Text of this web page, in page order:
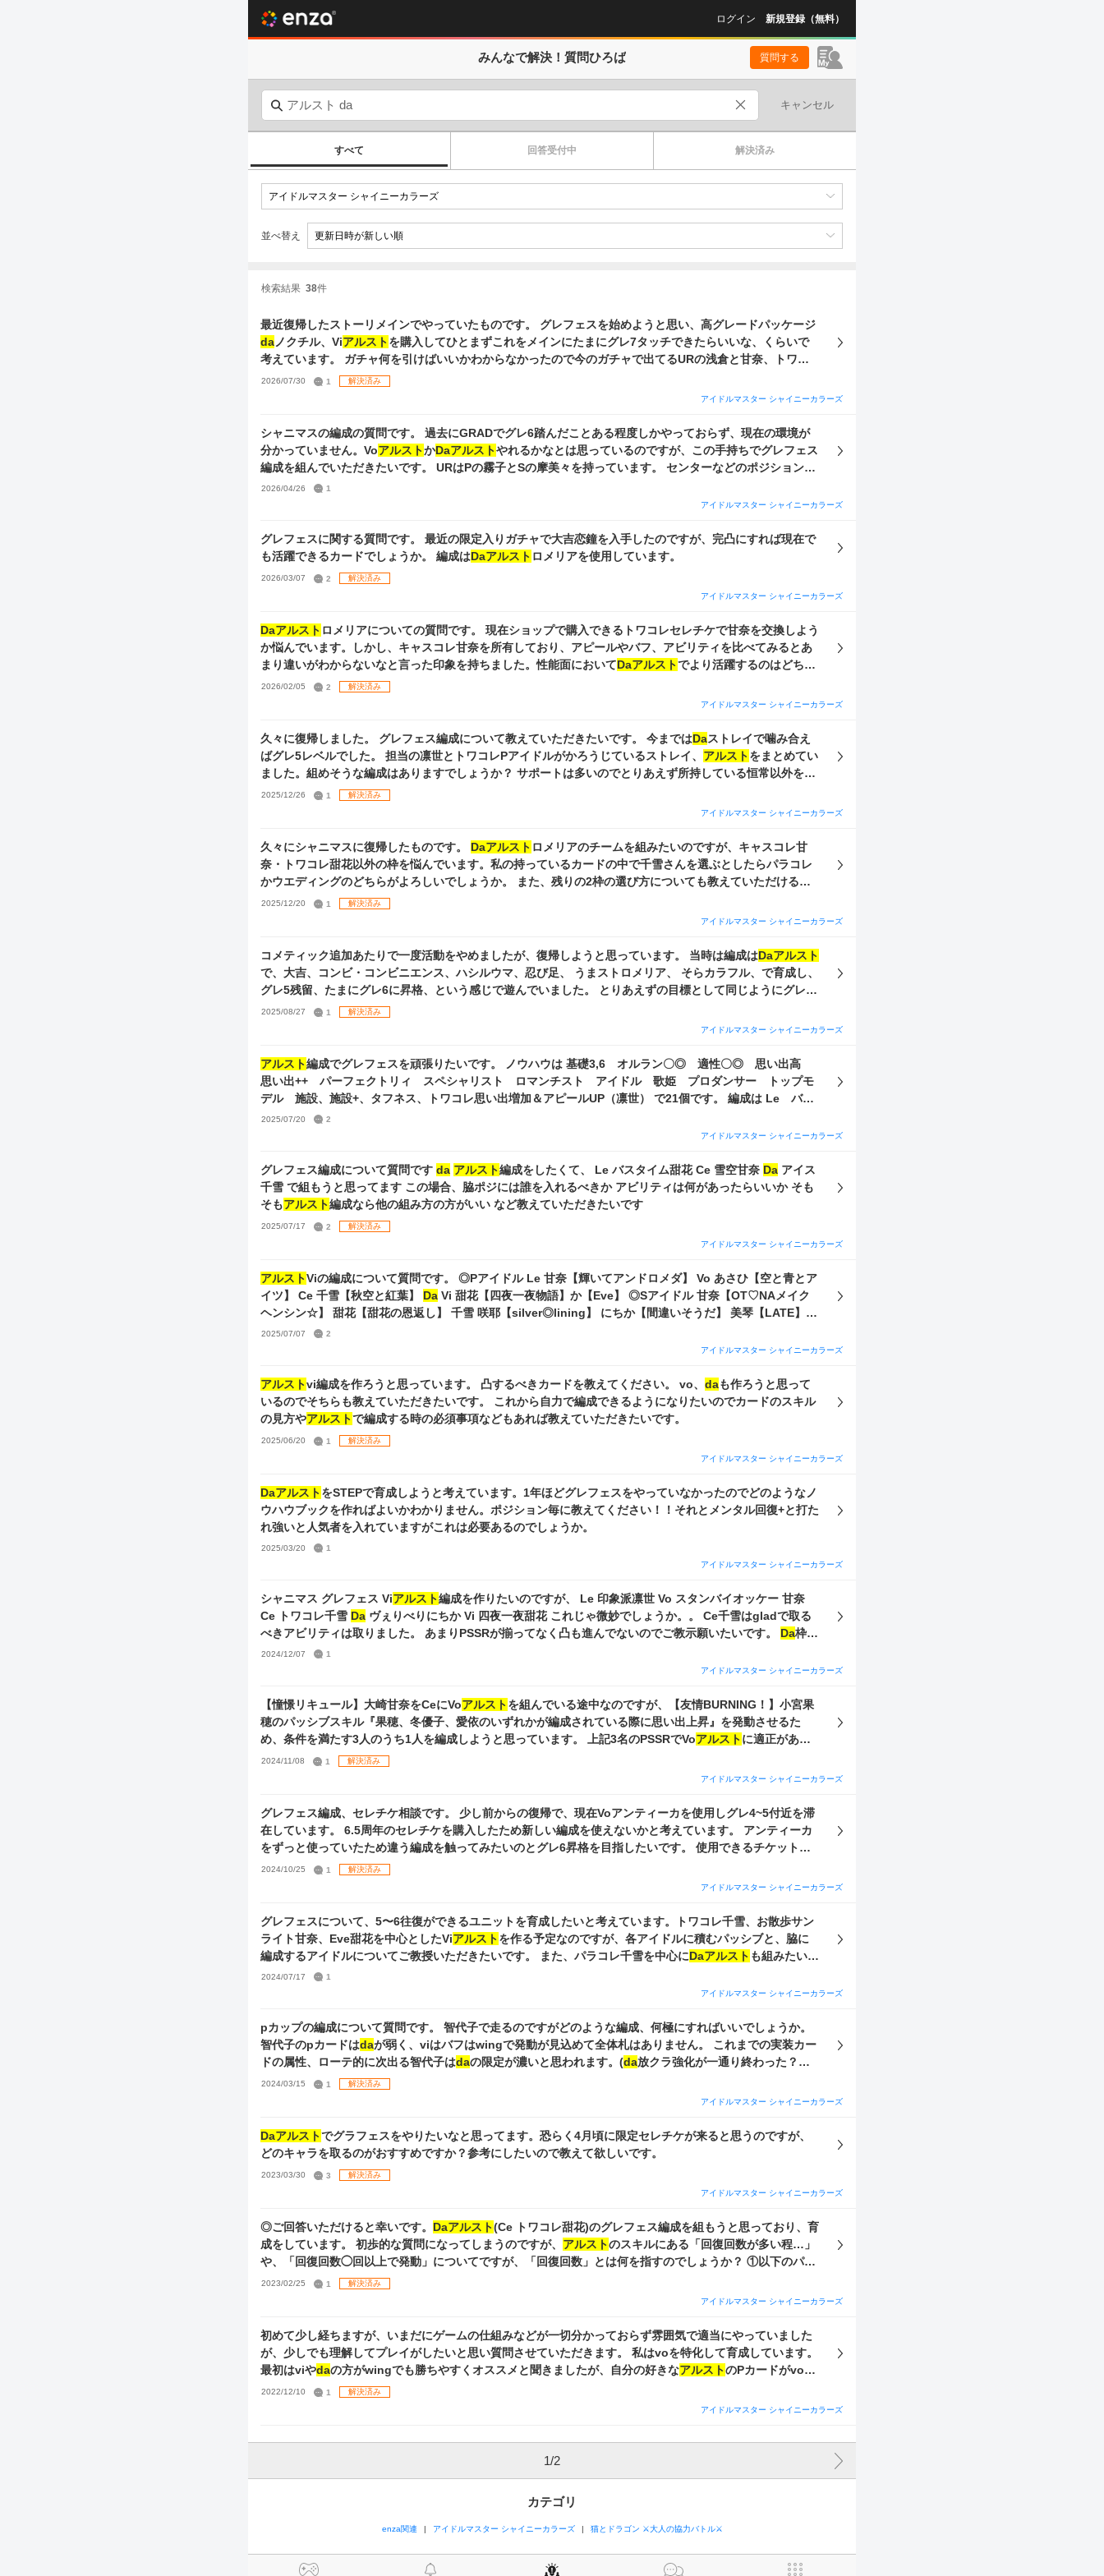
ログイン 新規登録（無料）
みんなで解決！ 質問ひろば 質問する
キャンセル
すべて 回答受付中 解決済み
並べ替え
検索結果 38件
最近復帰したストーリメインでやっていたものです。 グレフェスを始めようと思い、高グレードパッケージ
daノクチル、Viアルストを購入してひとまずこれをメインにたまにグレ7タッチできたらいいな、くらいで
考えています。 ガチャ何を引けばいいかわからなかったので今のガチャで出てるURの浅倉と甘奈、トワコ
レはづきさんは一応完凸させました 全然最近のカードが足りないと思うんですが、おすすめの編成や、育成
方法、今後優先して確保・育成したほうがいいサポートカードがあれば教えていただけると嬉しいです😭 課
強い編成があるならそちらも教えて頂けたら幸いです😭 よろしくお願いします！
2026/07/30 1
解決済み
アイドルマスター シャイニーカラーズ
シャニマスの編成の質問です。 過去にGRADでグレ6踏んだことある程度しかやっておらず、現在の環境が
分かっていません。VoアルストかDaアルストやれるかなとは思っているのですが、この手持ちでグレフェス
編成を組んでいただきたいです。 URはPの霧子とSの摩美々を持っています。 センターなどのポジション
や、プロデュース編成も教えてくださると助かります。 また、特訓の優先度と、今やってるガシャや販売し
2026/04/26
1
アイドルマスター シャイニーカラーズ
グレフェスに関する質問です。 最近の限定入りガチャで大吉恋鐘を入手したのですが、完凸にすれば現在で
も活躍できるカードでしょうか。 編成はDaアルスト ロメリアを使用しています。
2026/03/07 2
解決済み
アイドルマスター シャイニーカラーズ
Daアルスト ロメリアについての質問です。 現在ショップで購入できるトワコレセレチケで甘奈を交換しよう
か悩んでいます。しかし、キャスコレ甘奈を所有しており、アピールやバフ、アビリティを比べてみるとあ
まり違いがわからないなと言った印象を持ちました。性能面においてDaアルストでより活躍するのはどちら
の甘奈でしょうか。 もうすぐ周年が控えているのでそもそもセレチケを購入すべきかどうかも教えていただ
2026/02/05 2
解決済み
アイドルマスター シャイニーカラーズ
久々に復帰しました。 グレフェス編成について教えていただきたいです。 今まではDaストレイで噛み合え
ばグレ5レベルでした。 担当の凛世とトワコレPアイドルがかろうじているストレイ、 アルストをまとめてい
ました。組めそうな編成はありますでしょうか？ サポートは多いのでとりあえず所持している恒常以外をま
とめています。 特訓はづきは、ケーキブレイクはづきに使おうかなと考えていますが、他に凸した方がいい
2025/12/26 1
解決済み
アイドルマスター シャイニーカラーズ
久々にシャニマスに復帰したものです。 Daアルスト ロメリアのチームを組みたいのですが、キャスコレ甘
奈・トワコレ甜花以外の枠を悩んでいます。私の持っているカードの中で千雪さんを選ぶとしたらパラコレ
かウエディングのどちらがよろしいでしょうか。 また、残りの2枠の選び方についても教えていただけると
ありがたいです。
2025/12/20 1
解決済み
アイドルマスター シャイニーカラーズ
コメティック追加あたりで一度活動をやめましたが、復帰しようと思っています。 当時は編成はDaアルスト
で、大吉、コンビ・コンビニエンス、ハシルウマ、忍び足、 うまストロメリア、 そらカラフル、で育成し、
グレ5残留、たまにグレ6に昇格、という感じで遊んでいました。 とりあえずの目標として同じようにグレ5
～6を目標にしたいと思っています。 Pアイドルで使えそうなのは、甘奈→すれ違いシアター、甜花→甜
ining Room、バスタイムの気分で、千雪→切り裂いて・茨、となります（いずれも完凸）。 Sアイドルは画
せんか？） GRADとSTEPでノウハウ圧縮→本育成、というよりも効率のいい育成はありますか？ 集めてお
くべきカード（恒常ガチャ、チケットによる交換など）はありますか？
2025/08/27 1
解決済み
アイドルマスター シャイニーカラーズ
アルスト編成でグレフェスを頑張りたいです。 ノウハウは 基礎3,6 オルラン〇◎ 適性〇◎ 思い出高
思い出++ パーフェクトリィ スペシャリスト ロマンチスト アイドル 歌姫 プロダンサー トップモ
デル 施設、施設+、タフネス、トワコレ思い出増加＆アピールUP（凛世） で21個です。 編成は Le バス
タイム甜花 Ce 憧憬甘奈 Vo 清閑に息をひそめて灯織
す。特に理由があったわけではなく、特化も（一応）全部ステ2000行くからどれでもいいか……と思い置い
【ROOKIE】雛菜 【一夏泡沫ギフテッド】三峰 【キュンとwith us】甜花 【ワースナデート】千雪 です。
写真は限定サポカ一覧とアルストPカードです。Pはづき9枚、Sはづき3枚あります。 グレ5→6までは行ける
のですが、6滞在が厳しいです。
2025/07/20
2
アイドルマスター シャイニーカラーズ
グレフェス編成について質問です da アルスト 編成をしたくて、 Le バスタイム甜花 Ce 雪空甘奈 Da
千雪 で組もうと思ってます この場合、脇ポジには誰を入れるべきか アビリティは何があったらいいか そも
そもアルスト編成なら他の組み方の方がいい など教えていただきたいです
2025/07/17 2
解決済み
アイドルマスター シャイニーカラーズ
アルストViの編成について質問です。 ◎Pアイドル Le 甘奈【輝いてアンドロメダ】 Vo あさひ【空と青とア
イツ】 Ce 千雪【秋空と紅葉】 Da Vi 甜花【四夜一夜物語】か【Eve】 ◎Sアイドル 甘奈【OT♡NAメイク
ヘンシン☆】 甜花【甜花の恩返し】 千雪 咲耶【silver◎lining】 にちか【間違いそうだ】 美琴【LATE】
現在このように編成しようと考えているのですが ①Pアイドルの甜花はどちらがいいか ②
を入れたらいいか ③Sアイドルの千雪は何がいいか（千雪Vi未所持） ④完凸しなくていいカードはあるか に
2025/07/07
2
アイドルマスター シャイニーカラーズ
アルストvi編成を作ろうと思っています。 凸するべきカードを教えてください。 vo、 daも作ろうと思って
いるのでそちらも教えていただきたいです。 これから自力で編成できるようになりたいのでカードのスキル
の見方やアルストで編成する時の必須事項などもあれば教えていただきたいです。
2025/06/20 1
解決済み
アイドルマスター シャイニーカラーズ
DaアルストをSTEPで育成しようと考えています。1年ほどグレフェスをやっていなかったのでどのようなノ
ウハウブックを作ればよいかわかりません。ポジション毎に教えてください！！それとメンタル回復+と打た
れ強いと人気者を入れていますがこれは必要あるのでしょうか。
2025/03/20
1
アイドルマスター シャイニーカラーズ
シャニマス グレフェス Viアルスト編成を作りたいのですが、 Le 印象派凛世 Vo スタンバイオッケー 甘奈
Ce トワコレ千雪 Da ヴぇりべりにちか Vi 四夜一夜甜花 これじゃ微妙でしょうか。。 Ce千雪はgladで取る
べきアビリティは取りました。 あまりPSSRが揃ってなく凸も進んでないのでご教示願いたいです。 Da枠は
2024/12/07
1
アイドルマスター シャイニーカラーズ
【憧憬リキュール】大崎甘奈をCeにVoアルストを組んでいる途中なのですが、【友情BURNING！】小宮果
穂のパッシブスキル『果穂、冬優子、愛依のいずれかが編成されている際に思い出上昇』を発動させるた
め、条件を満たす3人のうち1人を編成しようと思っています。 上記3名のPSSRでVoアルストに適正がある
ものがあれば教えていただきたいです。 現在の編成は以前こちらで質問したときに教えていただいた編成
で、 Le【杜野凛世の印象派】杜野凛世 Vo【Feel Like Flower】大崎甜花 Ce 【憧憬リキュール】大崎甘奈
樹里ちゃんの方を果穂、冬優子、愛依の誰かと入れ替えるつもりなのですが、それに伴って凛世の方も入れ
替えたほうがいい場合は併せて教えていただけるとありがたいです。 よろしくお願いします。
2024/11/08 1
解決済み
アイドルマスター シャイニーカラーズ
グレフェス編成、セレチケ相談です。 少し前からの復帰で、現在Voアンティーカを使用しグレ4~5付近を滞
在しています。 6.5周年のセレチケを購入したため新しい編成を使えないかと考えています。 アンティーカ
をずっと使っていたため違う編成を触ってみたいのとグレ6昇格を目指したいです。 使用できるチケット、
はづきは以下です。 チケ：6.5アニバ期間限定、6.5マイコレ、使用率TOP5トワコレP・S、2024/10/18セレ
チケP・S はづき：P5枚、S3枚 候補として以下のものを考えているのですが、おすすめの編成・交換先・凸
ィ/フル夏葉でDa ③既存のサポカ凸(かわいいひと等)をしてVoアンティーカを伸ばす ④その他(
Daアルス
ト
、 Da orViストレイなど編成として形になり得そうなもの) よろしくお願いします。
2024/10/25 1
解決済み
アイドルマスター シャイニーカラーズ
グレフェスについて、5〜6往復ができるユニットを育成したいと考えています。トワコレ千雪、お散歩サン
ライト甘奈、Eve甜花を中心としたViアルストを作る予定なのですが、各アイドルに積むパッシブと、脇に
編成するアイドルについてご教授いただきたいです。 また、パラコレ千雪を中心にDaアルスト も組みたいと
思うのですが、その場合はトワコレ甜花、雪空セパレート甘奈を使用するべきなのでしょうか。 所持アイド
ルは画像の通りです。(アイドルロードとイベント産は省略していますが、全て完凸しています。) 特訓はづ
◯◎、思い出高低、スロスタスタダ、LP大成功++、打たれ強い、上限、トワコレアビリティが載ったものを
使用しています。 よろしくお願いします。
2024/07/17
1
アイドルマスター シャイニーカラーズ
pカップの編成について質問です。 智代子で走るのですがどのような編成、何極にすればいいでしょうか。
智代子のpカードはdaが弱く、viはバフはwingで発動が見込めて全体札はありません。 これまでの実装カー
ドの属性、ローテ的に次出る智代子はdaの限定が濃いと思われます。(da放クラ強化が一通り終わった？の
で無いという見方もできるかも) グレフェスアイドルは甜花を完凸していて凛世と冬優子は無凸です。 イベ
かviのどちらかでお願いし
ドとexスキルも提示頂きたいです。 先の事ではありますが回答頂けると幸いです。
2024/03/15 1
解決済み
アイドルマスター シャイニーカラーズ
Daアルストでグラフェスをやりたいなと思ってます。恐らく4月頃に限定セレチケが来ると思うのですが、
どのキャラを取るのがおすすめですか？参考にしたいので教えて欲しいです。
2023/03/30 3
解決済み
アイドルマスター シャイニーカラーズ
◎ご回答いただけると幸いです。 Daアルスト(Ce トワコレ甜花)のグレフェス編成を組もうと思っており、育
成をしています。 初歩的な質問になってしまうのですが、 アルストのスキルにある「回復回数が多い程…」
や、「回復回数◯回以上で発動」についてですが、「回復回数」とは何を指すのでしょうか？ ①以下のパッ
シブスキル「 Dance100%UP/メンタル5%回復」(トワコレ甜花より)が発動すれば、「回復回数」は1回カウ
UP + メンタル回復(そらカラフル千雪など)のパッシブ
ルの「 Da6倍アピール メンタル25% 回復」(ないしょのスイーツ 甘奈より)を発動した場合にも「回復回
数」1回としてカウントされるのでしょうか？ ③また、リラックス効果が付与されている場合も「回復回
数」のカウントとなるのでしょうか？ ④「回復回数」は、そのターンで何回発動したかでカウントされるの
ーズを使用しているのですが、その編成と比べるとライブ中のパッシブが上手く発動出来ない為、質問させ
ていただきました。(CONTRAILなどはライブに参加が条件となるので発動の難易度は他のユニットと比べて
かりになって申し訳ございません。ご回答いただけたら幸いです。
2023/02/25 1
解決済み
アイドルマスター シャイニーカラーズ
初めて少し経ちますが、いまだにゲームの仕組みなどが一切分かっておらず雰囲気で適当にやっていました
が、少しでも理解してプレイがしたいと思い質問させていただきます。 私はvoを特化して育成しています。
最初はviやdaの方がwingでも勝ちやすくオススメと聞きましたが、自分の好きなアルストのPカードがvo属
性な為、vo特化で始めています。 現状では他2属性の育成やガチャは引くつもりはありません。この単騎特
のトワコレなどで他2属性が出た場合、やはりvo編
るならグレフェスでのPカードの編成(誰をvoに置くかviに置くか、センターにするか…など)、更にサポート
2022/12/10 1
解決済み
アイドルマスター シャイニーカラーズ
1/2
カテゴリ
enza関連 アイドルマスター シャイニーカラーズ 猫とドラゴン ⚔大人の協力バトル⚔